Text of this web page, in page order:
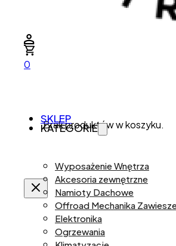
0
Brak produktów w koszyku.
SKLEP
KATEGORIE
Wyposażenie Wnętrza
Akcesoria zewnętrzne
Namioty Dachowe
Offroad Mechanika
Elektronika
Ogrzewania